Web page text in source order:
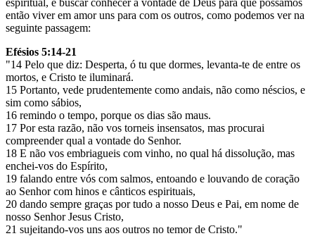
então viver em amor uns para com os outros, como podemos ver na
seguinte passagem:
Efésios 5:14-21
"14 Pelo que diz: Desperta, ó tu que dormes, levanta-te de entre os
mortos, e Cristo te iluminará.
15 Portanto, vede prudentemente como andais, não como néscios, e
sim como sábios,
16 remindo o tempo, porque os dias são maus.
17 Por esta razão, não vos torneis insensatos, mas procurai
compreender qual a vontade do Senhor.
18 E não vos embriagueis com vinho, no qual há dissolução, mas
enchei-vos do Espírito,
19 falando entre vós com salmos, entoando e louvando de coração
ao Senhor com hinos e cânticos espirituais,
20 dando sempre graças por tudo a nosso Deus e Pai, em nome de
nosso Senhor Jesus Cristo,
21 sujeitando-vos uns aos outros no temor de Cristo."